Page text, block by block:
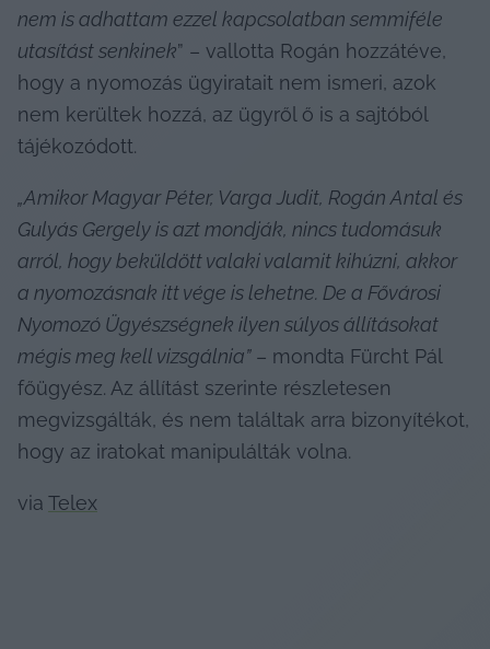
nem is adhattam ezzel kapcsolatban semmiféle
utasítást senkinek” – vallotta Rogán hozzátéve,
hogy a nyomozás ügyiratait nem ismeri, azok
nem kerültek hozzá, az ügyről ő is a sajtóból
tájékozódott.
„Amikor Magyar Péter, Varga Judit, Rogán Antal és
Gulyás Gergely is azt mondják, nincs tudomásuk
arról, hogy beküldött valaki valamit kihúzni, akkor
a nyomozásnak itt vége is lehetne. De a Fővárosi
Nyomozó Ügyészségnek ilyen súlyos állításokat
mégis meg kell vizsgálnia” – mondta Fürcht Pál
főügyész. Az állítást szerinte részletesen
megvizsgálták, és nem találtak arra bizonyítékot,
hogy az iratokat manipulálták volna.
via Telex